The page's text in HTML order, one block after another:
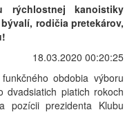
rýchlostnej kanoistiky
rodičia pretekárov,
18.03.2020 00:20:25
obdobia výboru
piatich rokoch
pozícii prezidenta Klubu